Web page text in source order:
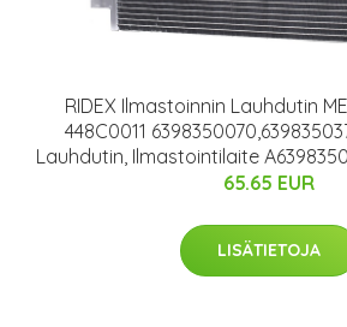
RIDEX Ilmastoinnin Lauhdutin
448C0011
Lauhdutin, Ilmastointilaite
65.65 EUR
LISÄTIETOJA